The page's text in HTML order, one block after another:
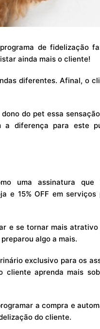
de fidelização
ainda mais o cliente!
diferentes. Afinal, o
do pet essa
a diferença para este
uma assinatura que
e 15% OFF em
e se tornar mais
algo a mais.
exclusivo para os
cliente aprenda mais
a compra e
do cliente.